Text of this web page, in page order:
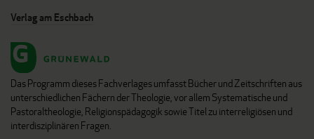
Verlag am Eschbach
Das Programm dieses Fachverlages umfasst Bücher und Zeitschriften aus
unterschiedlichen Fächern der Theologie, vor allem Systematische und
Pastoraltheologie, Religionspädagogik sowie Titel zu interreligiösen und
interdisziplinären Fragen.